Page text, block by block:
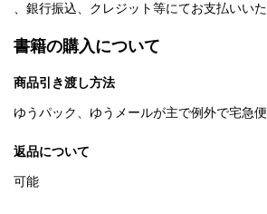
、銀行振込、クレジット等にてお支払いい
書籍の購入について
商品引き渡し方法
ゆうパック、ゆうメールが主で例外で宅急便
返品について
可能